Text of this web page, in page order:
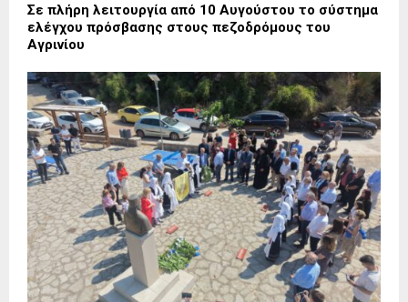
Σε πλήρη λειτουργία από 10 Αυγούστου το σύστημα
ελέγχου πρόσβασης στους πεζοδρόμους του
Αγρινίου